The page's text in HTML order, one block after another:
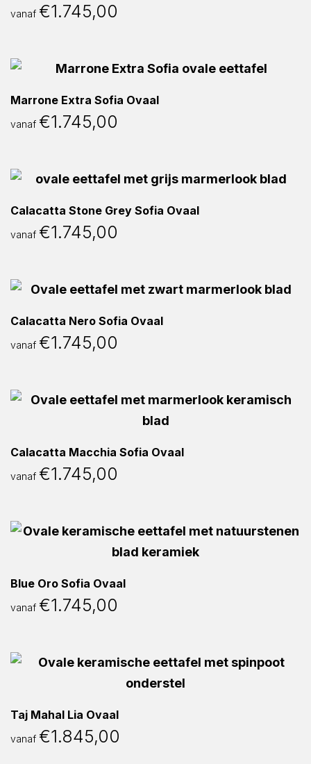
vanaf €1.745,00
Marrone Extra Sofia Ovaal
vanaf €1.745,00
Calacatta Stone Grey Sofia Ovaal
vanaf €1.745,00
Calacatta Nero Sofia Ovaal
vanaf €1.745,00
Calacatta Macchia Sofia Ovaal
vanaf €1.745,00
Blue Oro Sofia Ovaal
vanaf €1.745,00
Taj Mahal Lia Ovaal
vanaf €1.845,00